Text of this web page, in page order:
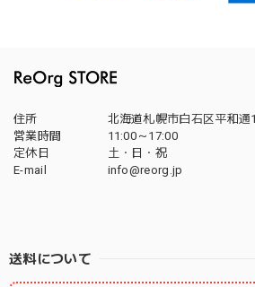
住所
北海道札幌市白石区平和通
営業時間
11:00～17:00
定休日
土・日・祝
E-mail
info@reorg.jp
送料について